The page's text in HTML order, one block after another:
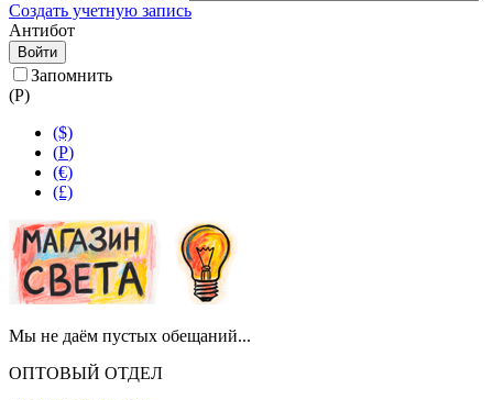
Создать учетную запись
Антибот
Войти
Запомнить
(Р)
($)
(Р)
(€)
(£)
Мы не даём пустых обещаний...
ОПТОВЫЙ ОТДЕЛ